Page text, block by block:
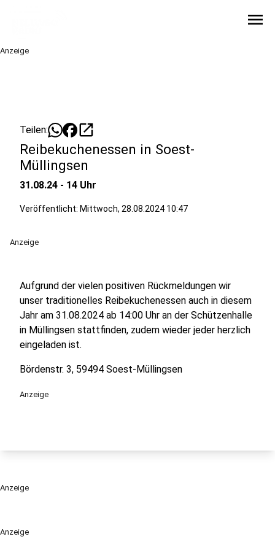
menu
Anzeige
Anzeige
Teilen: open_in_new
Reibekuchenessen in Soest-
Müllingsen
31.08.24 - 14 Uhr
Veröffentlicht: Mittwoch, 28.08.2024 10:47
Anzeige
Aufgrund der vielen positiven Rückmeldungen wir
unser traditionelles Reibekuchenessen auch in diesem
Jahr am 31.08.2024 ab 14:00 Uhr an der Schützenhalle
in Müllingsen stattfinden, zudem wieder jeder herzlich
eingeladen ist.
Bördenstr. 3, 59494 Soest-Müllingsen
Anzeige
Anzeige